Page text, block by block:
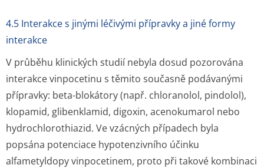
4.5 Interakce s jinými léčivými přípravky a jiné formy
interakce
V průběhu klinických studií nebyla dosud pozorována
interakce vinpocetinu s těmito současně podávanými
přípravky: beta-blokátory (např. chloranolol, pindolol),
klopamid, glibenklamid, digoxin, acenokumarol nebo
hydrochlorothiazid. Ve vzácných případech byla
popsána potenciace hypotenzivního účinku
alfametyldopy vinpocetinem, proto při takové kombinaci